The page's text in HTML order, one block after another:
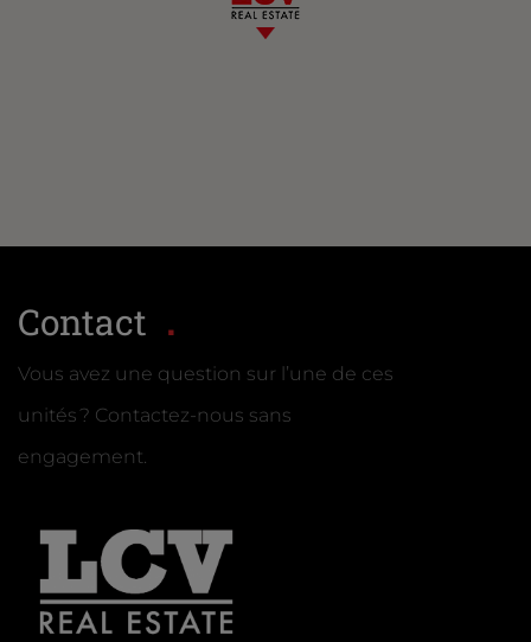
Contact
Vous avez une question sur l’une de ces
unités ? Contactez-nous sans
engagement.